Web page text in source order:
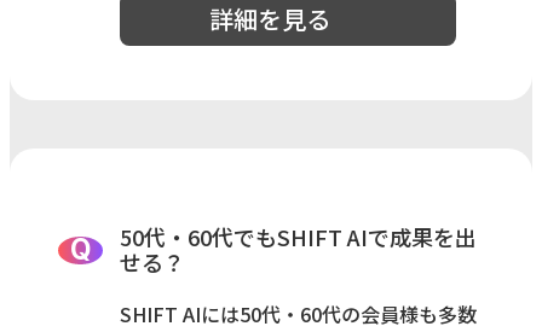
詳細を見る
Q
50代・60代でもSHIFT AIで成果を出
せる？
SHIFT AIには50代・60代の会員様も多数